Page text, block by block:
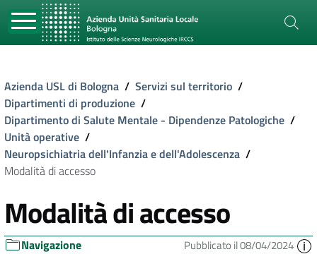
Azienda USL di Bologna / Servizi sul territorio /
Dipartimenti di produzione /
Dipartimento di Salute Mentale - Dipendenze Patologiche /
Unità operative /
Neuropsichiatria dell'Infanzia e dell'Adolescenza /
Modalità di accesso
Modalità di accesso
Navigazione Pubblicato il 08/04/2024